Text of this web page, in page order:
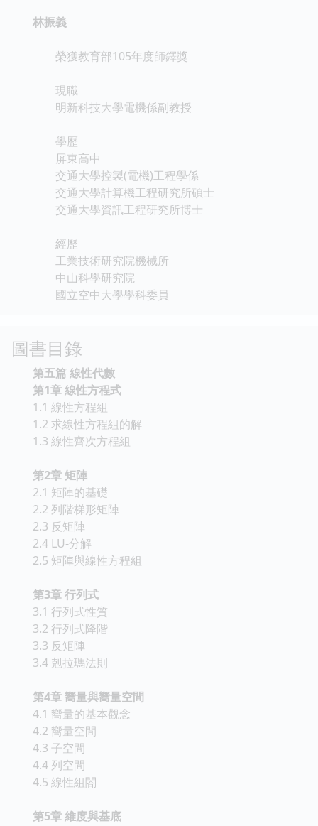
林振義
榮獲教育部105年度師鐸獎
現職
明新科技大學電機係副教授
學歷
屏東高中
交通大學控製(電機)工程學係
交通大學計算機工程研究所碩士
交通大學資訊工程研究所博士
經歷
工業技術研究院機械所
中山科學研究院
國立空中大學學科委員
圖書目錄
第五篇 線性代數
第1章 線性方程式
1.1 線性方程組
1.2 求線性方程組的解
1.3 線性齊次方程組
第2章 矩陣
2.1 矩陣的基礎
2.2 列階梯形矩陣
2.3 反矩陣
2.4 LU-分解
2.5 矩陣與線性方程組
第3章 行列式
3.1 行列式性質
3.2 行列式降階
3.3 反矩陣
3.4 剋拉瑪法則
第4章 嚮量與嚮量空間
4.1 嚮量的基本觀念
4.2 嚮量空間
4.3 子空間
4.4 列空間
4.5 線性組閤
第5章 維度與基底